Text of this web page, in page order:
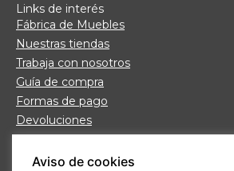
Links de interés
Fábrica de Muebles
Nuestras tiendas
Trabaja con nosotros
Guía de compra
Formas de pago
Devoluciones
Garantía Daicar
Preguntas frecuentes
Aviso de cookies